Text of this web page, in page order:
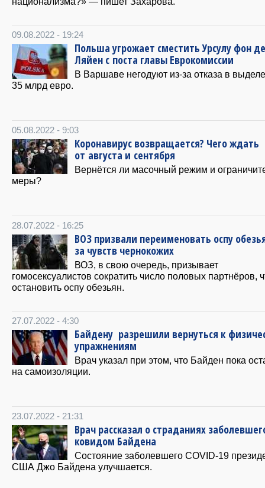
09.08.2022 - 19:24
Польша угрожает сместить Урсулу фон
Ляйен с поста главы Еврокомиссии
В Варшаве негодуют из-за отказа в
35 млрд евро.
05.08.2022 - 9:03
Коронавирус возвращается? Чего ждать
от августа и сентября
Вернётся ли масочный режим и
меры?
28.07.2022 - 16:25
ВОЗ призвали переименовать оспу
за чувств чернокожих
ВОЗ, в свою очередь, призывает
гомосексуалистов сократить число половых партнёров,
остановить оспу обезьян.
27.07.2022 - 4:30
Байдену разрешили вернуться к
упражнениям
Врач указал при этом, что Байден пока
на самоизоляции.
23.07.2022 - 21:31
Врач рассказал о страданиях
ковидом Байдена
Состояние заболевшего COVID-19
США Джо Байдена улучшается.